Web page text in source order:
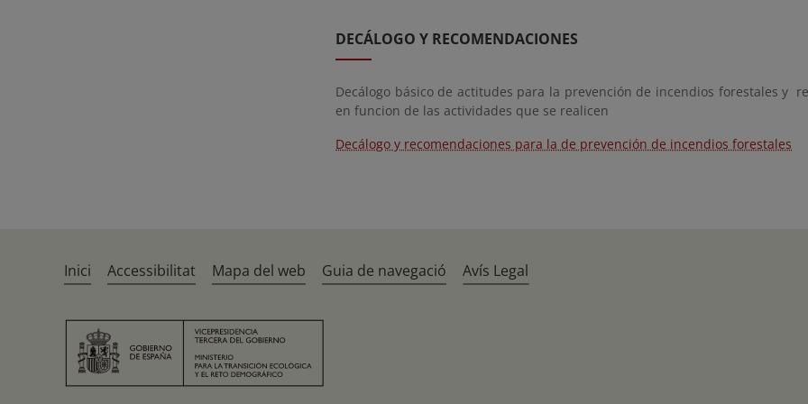
DECÁLOGO Y RECOMENDACIONES
Decálogo básico de actitudes para la prevención de incendios forestales y
en funcion de las actividades que se realicen
Decálogo y recomendaciones para la de prevención de incendios forestales
Inici Accessibilitat Mapa del web Guia de navegació Avís Legal